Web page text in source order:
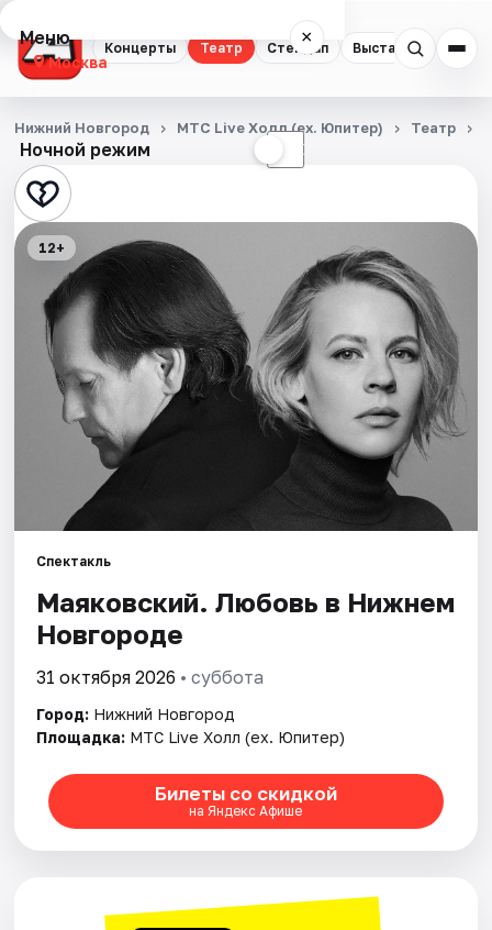
Концерты Театр Стендап Выставки
Меню ×
Москва
Концерты
Театр
Стендап
Выставки
Квесты
Экскурсии
Спорт
Площадки
Артисты
Ночной режим ☾
Нижний Новгород МТС Live Холл (ex. Юпитер) Театр
12+
Спектакль
Маяковский. Любовь в Нижнем
Новгороде
31 октября 2026 • суббота
Город: Нижний Новгород
Площадка: МТС Live Холл (ex. Юпитер)
Билеты со скидкой
на Яндекс Афише